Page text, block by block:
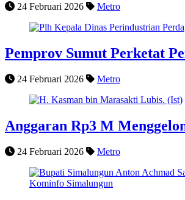
24 Februari 2026 Metro
Pemprov Sumut Perketat
24 Februari 2026 Metro
Anggaran Rp3 M
24 Februari 2026 Metro